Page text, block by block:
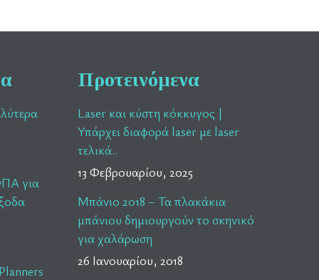
για
Προτεινόμενα
Laser και κύστη κόκκυγος |
Υπάρχει διαφορά laser με laser
τελικά..
13 Φεβρουαρίου, 2025
Μπάνιο 2018 – Τα πλακάκια
μπάνιου δημιουργούν το σκηνικό
για χαλάρωση
26 Ιανουαρίου, 2018